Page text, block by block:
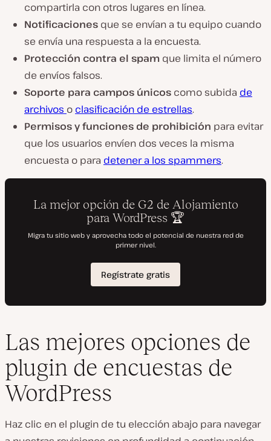
compartirla con otros lugares en línea.
Notificaciones que se envían a tu equipo cuando
se envía una respuesta a la encuesta.
Protección contra el spam que limita el número
de envíos falsos.
Soporte para campos únicos como subida de
archivos o clasificación de estrellas.
Permisos y funciones de prohibición para evitar
que los usuarios envíen dos veces la misma
encuesta o para detener a los spammers.
Las mejores opciones de
plugin de encuestas de
WordPress
Haz clic en el plugin de tu elección abajo para navegar